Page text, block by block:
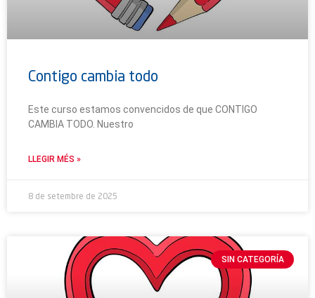
Contigo cambia todo
Este curso estamos convencidos de que CONTIGO
CAMBIA TODO. Nuestro
LLEGIR MÉS »
8 de setembre de 2025
SIN CATEGORÍA